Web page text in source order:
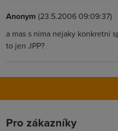
Anonym (23.5.2006 09:09:37)
a mas s nima nejaky konkretni
to jen JPP?
Pro zákazníky